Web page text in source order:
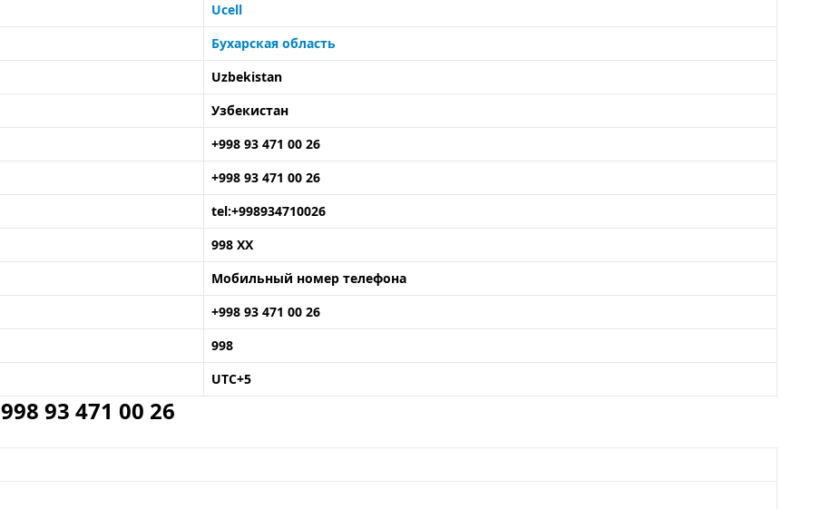
Ucell
Бухарская область
Uzbekistan
Узбекистан
+998 93 471 00 26
+998 93 471 00 26
tel:+998934710026
998 XX
Мобильный номер телефона
+998 93 471 00 26
998
UTC+5
93 471 00 26